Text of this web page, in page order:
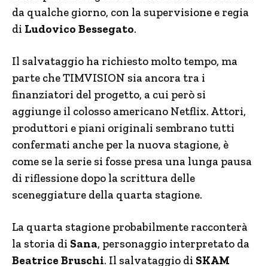
da qualche giorno, con la supervisione e regia
di Ludovico Bessegato.
Il salvataggio ha richiesto molto tempo, ma
parte che TIMVISION sia ancora tra i
finanziatori del progetto, a cui però si
aggiunge il colosso americano Netflix. Attori,
produttori e piani originali sembrano tutti
confermati anche per la nuova stagione, è
come se la serie si fosse presa una lunga pausa
di riflessione dopo la scrittura delle
sceneggiature della quarta stagione.
La quarta stagione probabilmente racconterà
la storia di Sana, personaggio interpretato da
Beatrice Bruschi. Il salvataggio di SKAM